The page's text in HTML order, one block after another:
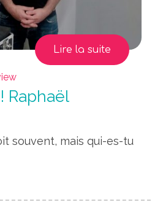
Lire la suite
Raphaël
souvent, mais qui-es-tu